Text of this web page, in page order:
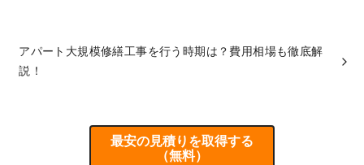
アパート大規模修繕工事を行う時期は？費用相場も徹底解
説！
最安の見積りを取得する
（無料）